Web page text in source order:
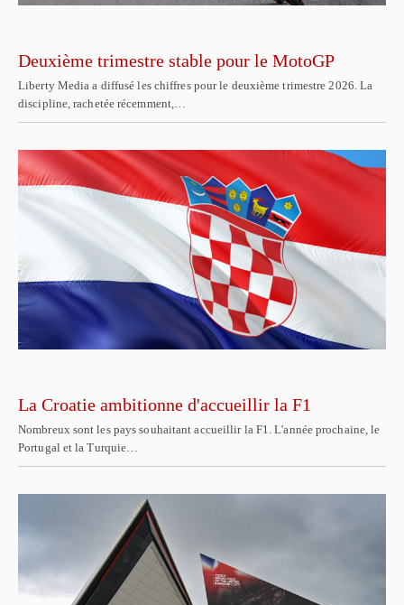
Deuxième trimestre stable pour le MotoGP
Liberty Media a diffusé les chiffres pour le deuxième trimestre 2026. La
discipline, rachetée récemment,…
La Croatie ambitionne d'accueillir la F1
Nombreux sont les pays souhaitant accueillir la F1. L'année prochaine, le
Portugal et la Turquie…